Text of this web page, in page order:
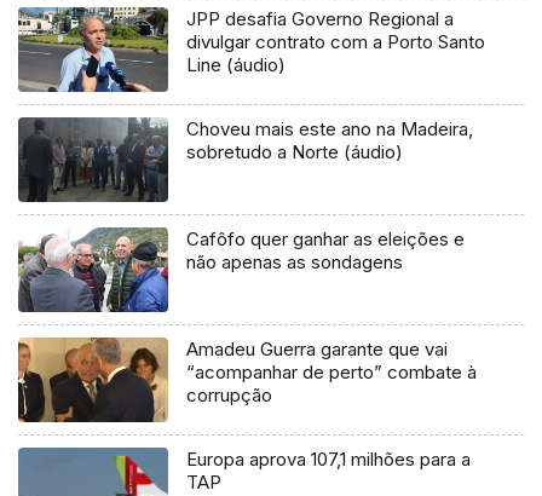
JPP desafia Governo Regional a
divulgar contrato com a Porto Santo
Line (áudio)
Choveu mais este ano na Madeira,
sobretudo a Norte (áudio)
Cafôfo quer ganhar as eleições e
não apenas as sondagens
Amadeu Guerra garante que vai
“acompanhar de perto” combate à
corrupção
Europa aprova 107,1 milhões para a
TAP